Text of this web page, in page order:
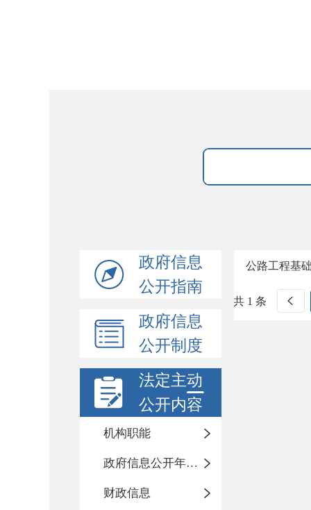
政府信息
公开指南
政府信息
公开制度
法定主动
公开内容
机构职能
政府信息公开年度报告
财政信息
公路工程基
共 1 条